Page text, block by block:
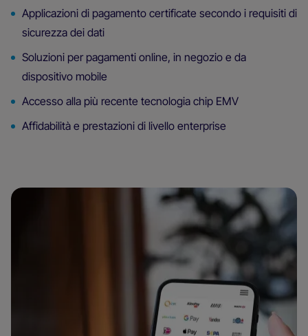
Applicazioni di pagamento certificate secondo i requisiti di
sicurezza dei dati
Soluzioni per pagamenti online, in negozio e da
dispositivo mobile
Accesso alla più recente tecnologia chip EMV
Affidabilità e prestazioni di livello enterprise